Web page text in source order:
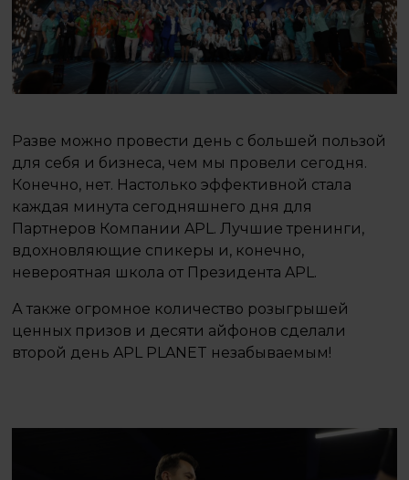
Разве можно провести день с большей пользой
для себя и бизнеса, чем мы провели сегодня.
Конечно, нет. Настолько эффективной стала
каждая минута сегодняшнего дня для
Партнеров Компании APL. Лучшие тренинги,
вдохновляющие спикеры и, конечно,
невероятная школа от Президента APL.
А также огромное количество розыгрышей
ценных призов и десяти айфонов сделали
второй день APL PLANET незабываемым!